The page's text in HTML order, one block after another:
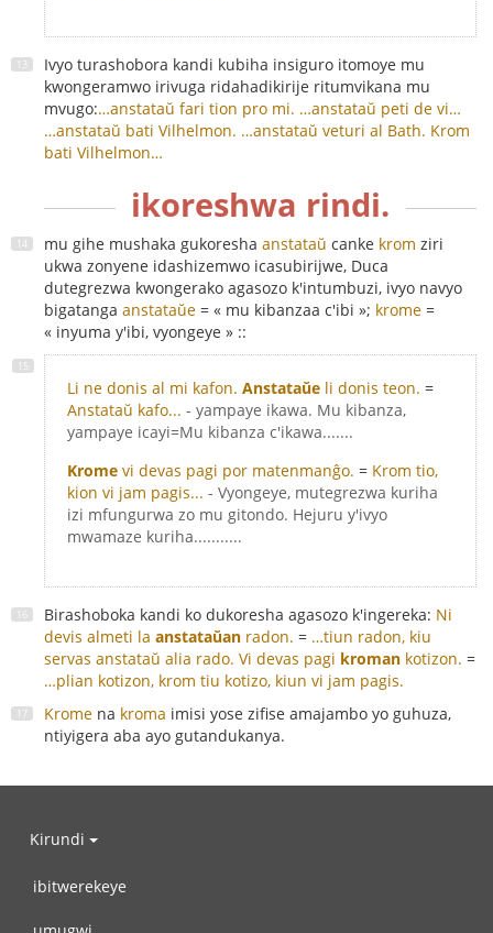
Ivyo turashobora kandi kubiha insiguro itomoye mu
kwongeramwo irivuga ridahadikirije ritumvikana mu
mvugo:…anstataŭ fari tion pro mi. …anstataŭ peti de vi…
…anstataŭ bati Vilhelmon. …anstataŭ veturi al Bath. Krom
bati Vilhelmon…
ikoreshwa rindi.
mu gihe mushaka gukoresha anstataŭ canke krom ziri
ukwa zonyene idashizemwo icasubirijwe, Duca
dutegrezwa kwongerako agasozo k'intumbuzi, ivyo navyo
bigatanga anstataŭe = « mu kibanzaa c'ibi »; krome =
« inyuma y'ibi, vyongeye » ::
Li ne donis al mi kafon. Anstataŭe li donis teon. =
Anstataŭ kafo... - yampaye ikawa. Mu kibanza,
yampaye icayi=Mu kibanza c'ikawa.......
Krome vi devas pagi por matenmanĝo. = Krom tio,
kion vi jam pagis... - Vyongeye, mutegrezwa kuriha
izi mfungurwa zo mu gitondo. Hejuru y'ivyo
mwamaze kuriha...........
Birashoboka kandi ko dukoresha agasozo k'ingereka: Ni
devis almeti la anstataŭan radon. = …tiun radon, kiu
servas anstataŭ alia rado. Vi devas pagi kroman kotizon. =
…plian kotizon, krom tiu kotizo, kiun vi jam pagis.
Krome na kroma imisi yose zifise amajambo yo guhuza,
ntiyigera aba ayo gutandukanya.
Kirundi
ibitwerekeye